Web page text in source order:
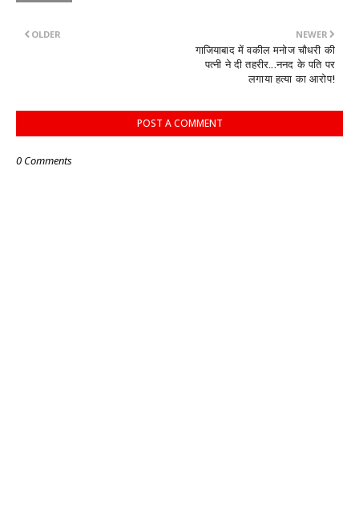
NEWER
गाजियाबाद में वकील मनोज चौधरी की
पत्नी ने दी तहरीर...ननद के पति पर
लगाया हत्या का आरोप!
OLDER
POST A COMMENT
0 Comments